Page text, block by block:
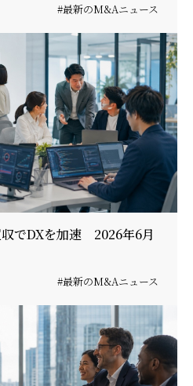
#最新のM&Aニュース
でDXを加速 2026年6月
#最新のM&Aニュース